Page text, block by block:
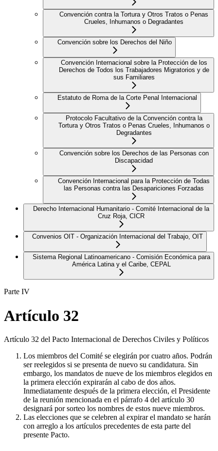
Convención contra la Tortura y Otros Tratos o Penas
Crueles, Inhumanos o Degradantes
Convención sobre los Derechos del Niño
Convención Internacional sobre la Protección de los
Derechos de Todos los Trabajadores Migratorios y de
sus Familiares
Estatuto de Roma de la Corte Penal Internacional
Protocolo Facultativo de la Convención contra la
Tortura y Otros Tratos o Penas Crueles, Inhumanos o
Degradantes
Convención sobre los Derechos de las Personas con
Discapacidad
Convención Internacional para la Protección de Todas
las Personas contra las Desapariciones Forzadas
Derecho Internacional Humanitario - Comité Internacional de la
Cruz Roja, CICR
Convenios OIT - Organización Internacional del Trabajo, OIT
Sistema Regional Latinoamericano - Comisión Económica para
América Latina y el Caribe, CEPAL
Parte IV
Artículo 32
Artículo 32 del Pacto Internacional de Derechos Civiles y Políticos
Los miembros del Comité se elegirán por cuatro años. Podrán
ser reelegidos si se presenta de nuevo su candidatura. Sin
embargo, los mandatos de nueve de los miembros elegidos en
la primera elección expirarán al cabo de dos años.
Inmediatamente después de la primera elección, el Presidente
de la reunión mencionada en el párrafo 4 del artículo 30
designará por sorteo los nombres de estos nueve miembros.
Las elecciones que se celebren al expirar el mandato se harán
con arreglo a los artículos precedentes de esta parte del
presente Pacto.